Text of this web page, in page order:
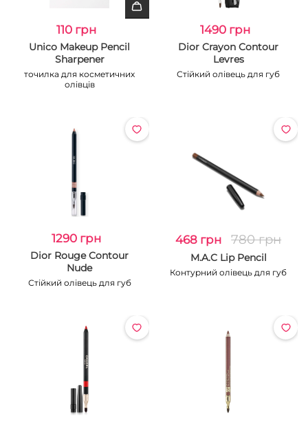
110 грн
Unico Makeup Pencil
Sharpener
точилка для косметичних
олівців
1490 грн
Dior Crayon Contour
Levres
Стійкий олівець для губ
1290 грн
Dior Rouge Contour
Nude
Стійкий олівець для губ
468 грн 780 грн
M.A.C Lip Pencil
Контурний олівець для губ